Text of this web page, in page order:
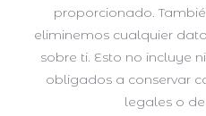
proporcionado.
eliminemos cualquier
sobre ti. Esto no incluye
obligados a conservar
legales o